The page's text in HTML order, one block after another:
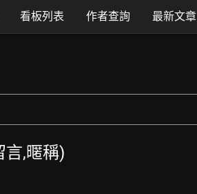
看板列表 作者查詢 最新文章
言,暱稱)